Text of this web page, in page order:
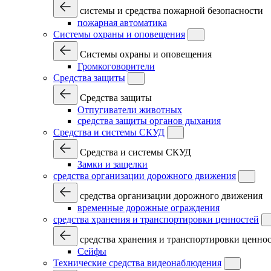
системы и средства пожарной безопасности
пожарная автоматика
Системы охраны и оповещения
Системы охраны и оповещения
Громкоговорители
Средства защиты
Средства защиты
Отпугиватели животных
средства защиты органов дыхания
Средства и системы СКУД
Средства и системы СКУД
Замки и защелки
средства организации дорожного движения
средства организации дорожного движения
временные дорожные ограждения
средства хранения и транспортировки ценностей
средства хранения и транспортировки
Сейфы
Технические средства видеонаблюдения